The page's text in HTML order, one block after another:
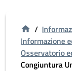
/
Informazione
Osservatorio
Congiuntura